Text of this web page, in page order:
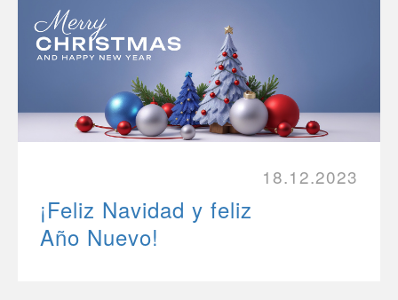
18.12.2023
¡Feliz Navidad y feliz
Año Nuevo!